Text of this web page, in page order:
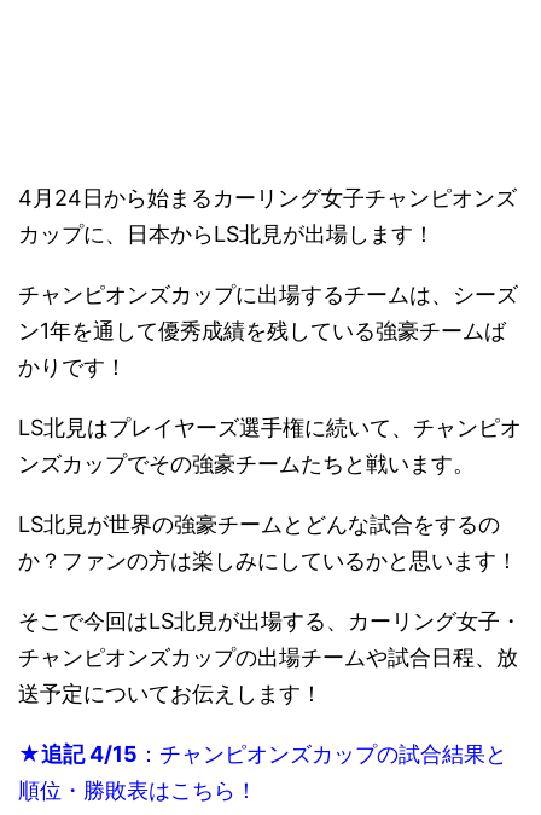
4月24日から始まるカーリング女子チャンピオンズ
カップに、日本からLS北見が出場します！
チャンピオンズカップに出場するチームは、シーズ
ン1年を通して優秀成績を残している強豪チームば
かりです！
LS北見はプレイヤーズ選手権に続いて、チャンピオ
ンズカップでその強豪チームたちと戦います。
LS北見が世界の強豪チームとどんな試合をするの
か？ファンの方は楽しみにしているかと思います！
そこで今回はLS北見が出場する、カーリング女子・
チャンピオンズカップの出場チームや試合日程、放
送予定についてお伝えします！
★追記 4/15 ：チャンピオンズカップの試合結果と
順位・勝敗表はこちら！